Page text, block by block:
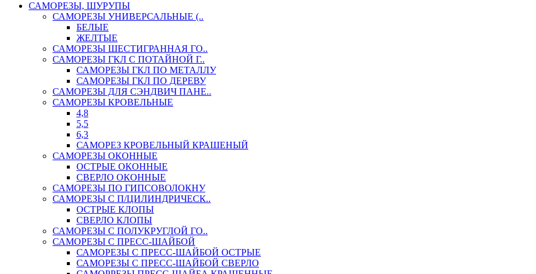
САМОРЕЗЫ, ШУРУПЫ
САМОРЕЗЫ УНИВЕРСАЛЬНЫЕ (..
БЕЛЫЕ
ЖЕЛТЫЕ
САМОРЕЗЫ ШЕСТИГРАННАЯ ГО..
САМОРЕЗЫ ГКЛ С ПОТАЙНОЙ Г..
САМОРЕЗЫ ГКЛ ПО МЕТАЛЛУ
САМОРЕЗЫ ГКЛ ПО ДЕРЕВУ
САМОРЕЗЫ ДЛЯ СЭНДВИЧ ПАНЕ..
САМОРЕЗЫ КРОВЕЛЬНЫЕ
4,8
5,5
6,3
САМОРЕЗ КРОВЕЛЬНЫЙ КРАШЕНЫЙ
САМОРЕЗЫ ОКОННЫЕ
ОСТРЫЕ ОКОННЫЕ
СВЕРЛО ОКОННЫЕ
САМОРЕЗЫ ПО ГИПСОВОЛОКНУ
САМОРЕЗЫ С П/ЦИЛИНДРИЧЕСК..
ОСТРЫЕ КЛОПЫ
СВЕРЛО КЛОПЫ
САМОРЕЗЫ С ПОЛУКРУГЛОЙ ГО..
САМОРЕЗЫ С ПРЕСС-ШАЙБОЙ
САМОРЕЗЫ С ПРЕСС-ШАЙБОЙ ОСТРЫЕ
САМОРЕЗЫ С ПРЕСС-ШАЙБОЙ СВЕРЛО